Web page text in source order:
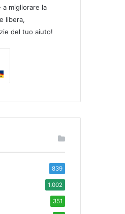
migliorare la
libera,
del tuo aiuto!
839
1.002
351